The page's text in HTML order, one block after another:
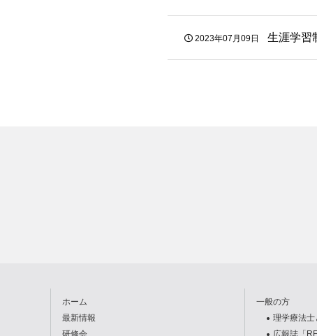
2023年07月09日 生涯学習
ホーム
最新情報
研修会
一般の方
理学療法士
広報誌「